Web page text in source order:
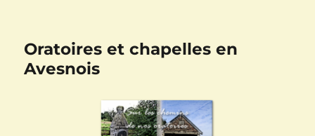
Oratoires et chapelles en
Avesnois